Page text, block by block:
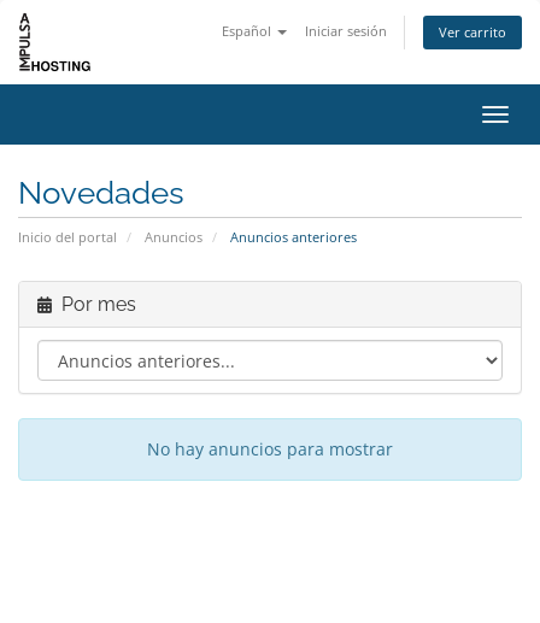
Español Iniciar sesión Ver carrito
Novedades
Inicio del portal Anuncios Anuncios anteriores
Por mes
No hay anuncios para mostrar